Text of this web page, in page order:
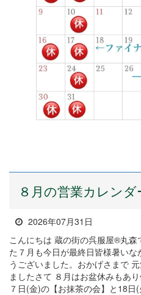
８月の営業カレンダ
2026年07月31日
こんにちは 蔵の街の呉服屋®丸
た７月も今日が最終日皆様暑い
うございました。おかげさまで
ましたさて ８月はお盆休みもあ
７日(金)の【お抹茶の会】と18